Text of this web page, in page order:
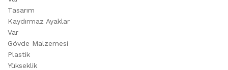
Tasarım
Kaydırmaz Ayaklar
Var
Gövde Malzemesi
Plastik
Yükseklik